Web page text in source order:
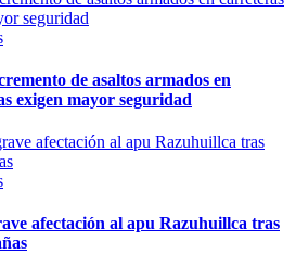
de asaltos armados en
exigen mayor seguridad
afectación al apu Razuhuillca tras